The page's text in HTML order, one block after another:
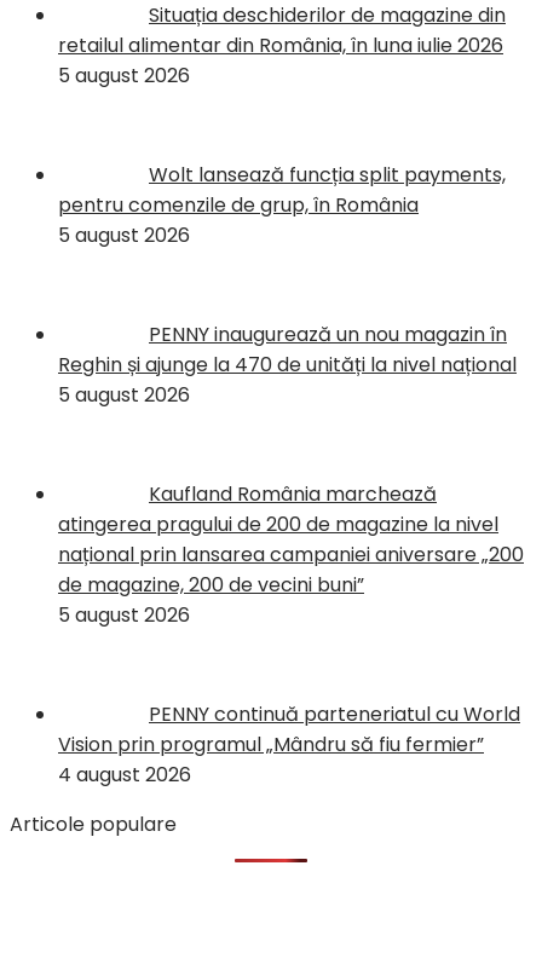
Situația deschiderilor de magazine din
retailul alimentar din România, în luna iulie 2026
5 august 2026
Wolt lansează funcția split payments,
pentru comenzile de grup, în România
5 august 2026
PENNY inaugurează un nou magazin în
Reghin și ajunge la 470 de unități la nivel național
5 august 2026
Kaufland România marchează
atingerea pragului de 200 de magazine la nivel
național prin lansarea campaniei aniversare „200
de magazine, 200 de vecini buni”
5 august 2026
PENNY continuă parteneriatul cu World
Vision prin programul „Mândru să fiu fermier”
4 august 2026
Articole populare